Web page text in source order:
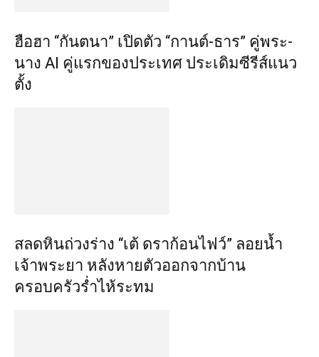
ฮือฮา “กันตนา” เปิดตัว “กานต์-ธาร” คู่พระ-
นาง AI คู่แรกของประเทศ ประเดิมซีรีส์แนว
ตั้ง
สลดหินถ่วงร่าง “เต้ ดราก้อนไฟว์” ลอยน้ำ
เจ้าพระยา หลังหายตัวออกจากบ้าน
ครอบครัวร่ำไห้ระทม